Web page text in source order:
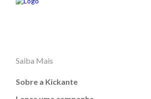
Saiba Mais
Sobre a Kickante